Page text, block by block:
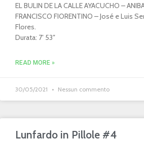
EL BULIN DE LA CALLE AYACUCHO –
FRANCISCO FIORENTINO – José e Luis
Flores.
Durata: 7′ 53″
READ MORE »
30/05/2021 Nessun commento
Lunfardo in Pillole #4